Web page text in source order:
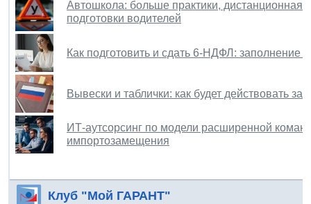
Автошкола: больше практики, дистанционная
подготовки водителей
Как подготовить и сдать 6-НДФЛ:
Вывески и таблички: как будет действовать
ИТ-аутсорсинг по модели расширенной
импортозамещения
Клуб "Мой ГАРАНТ"